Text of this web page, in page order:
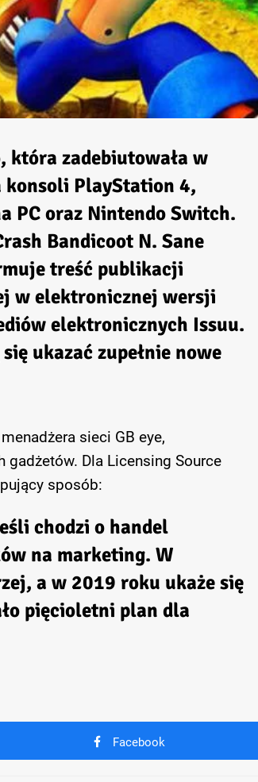
która zadebiutowała w
konsoli PlayStation 4,
PC oraz Nintendo Switch.
Bandicoot N. Sane
treść publikacji
w elektronicznej wersji
elektronicznych Issuu.
ukazać zupełnie nowe
sieci GB eye,
Dla Licensing Source
sposób:
chodzi o handel
na marketing. W
a w 2019 roku ukaże się
pięcioletni plan dla
Facebook